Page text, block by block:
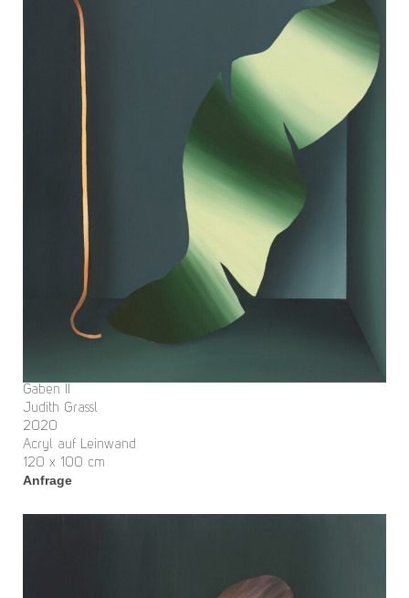
Gaben II
Judith Grassl
2020
Acryl auf Leinwand
120 x 100 cm
Anfrage